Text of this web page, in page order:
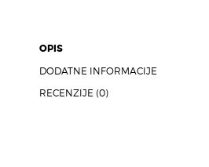
OPIS
DODATNE INFORMACIJE
RECENZIJE (0)